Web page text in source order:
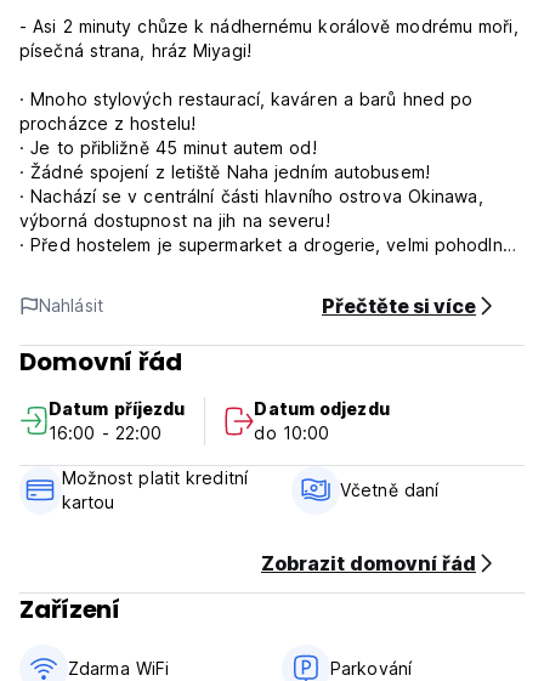
- Asi 2 minuty chůze k nádhernému korálově modrému moři,
písečná strana, hráz Miyagi!
· Mnoho stylových restaurací, kaváren a barů hned po
procházce z hostelu!
· Je to přibližně 45 minut autem od!
· Žádné spojení z letiště Naha jedním autobusem!
· Nachází se v centrální části hlavního ostrova Okinawa,
výborná dostupnost na jih na severu!
· Před hostelem je supermarket a drogerie, velmi pohodlné!
letoviska American Village, asi 15 minut pěšky!
· Asi 10 minut autem do největšího nákupního centra na
Okinawě, Aeon Mall Leicam!
· Obklopen bočními přepážkami a zatemňovacími závěsy,
· Dvě zásuvky na postele, světla na knihy a bezpečnostní
skříňky v každé posteli!
· Wifi zdarma!
· Bezplatné parkoviště vybavené několika jednotkami!
· Zdarma sdílená kuchyně (možnost vlastního stravování)!
· Zapůjčení osušky zdarma! (Dodatečné zapůjčení osušky
· Zdarma šampon, kondicionér, tělové mýdlo, mýdlo na ruce!
(Auto-translated from original language)
Nahlásit Přečtěte si více
Domovní řád
Datum příjezdu
16:00 - 22:00
Datum odjezdu
do 10:00
Možnost platit kreditní
kartou
Včetně daní
Zobrazit domovní řád
Zařízení
Zdarma WiFi Parkování